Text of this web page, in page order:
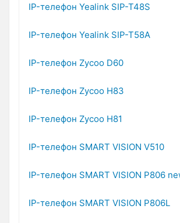
IP-телефон Yealink SIP-T48S
IP-телефон Yealink SIP-T58A
IP-телефон Zycoo D60
IP-телефон Zycoo H83
IP-телефон Zycoo H81
IP-телефон SMART VISION V510
IP-телефон SMART VISION P806
IP-телефон SMART VISION P806L